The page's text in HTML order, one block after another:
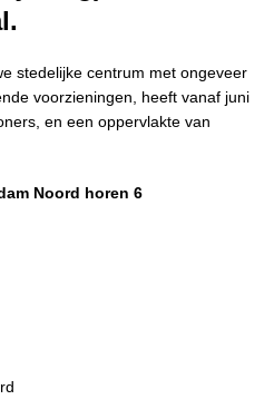
stedelijke centrum met ongeveer
voorzieningen, heeft vanaf juni
en een oppervlakte van
Noord horen 6